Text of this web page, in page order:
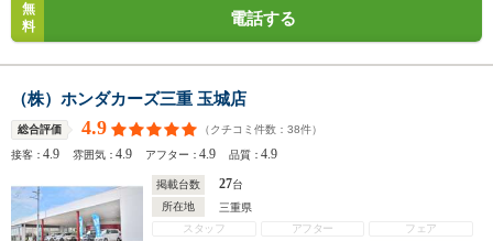
無
料
電話する
（株）ホンダカーズ三重 玉城店
総合評価 4.9 （クチコミ件数： 38件）
接客：4.9 雰囲気：4.9 アフター：4.9 品質：4.9
掲載台数 27台
所在地
三重県
スタッフ
アフター
フェア